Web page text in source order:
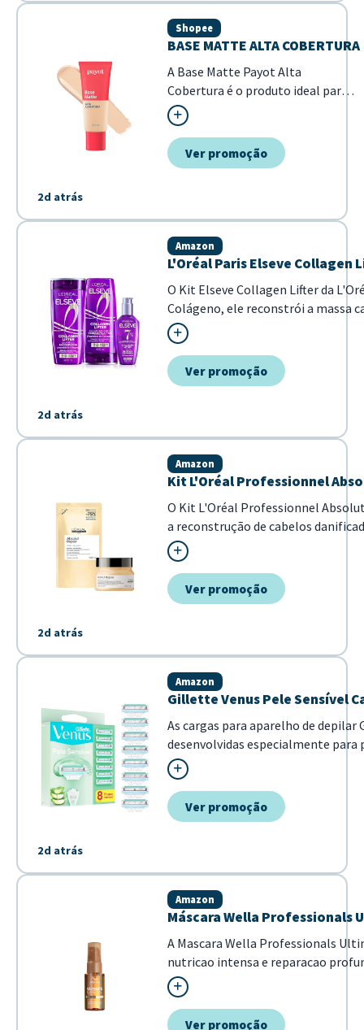
2d atrás
BASE MATTE ALTA COBERTURA
Shopee
A Base Matte Payot Alta
Cobertura é o produto ideal para
quem busca uma pele uniforme
com acabamento profissional. Sua
fórmula de alta performance
garante que as imperfeições
do dia. - Alta cobertur...
Ver promoção
2d atrás
L'Oréal Paris Elseve Collagen
Amazon
O Kit Elseve Collagen Lifter da
Colágeno, ele reconstrói a massa
elimina a...
Ver promoção
2d atrás
Kit L'Oréal Professionnel
Amazon
O Kit L'Oréal Professionnel
a reconstrução de cabelos
tratamento proporciona cuidado
Ver promoção
2d atrás
Gillette Venus Pele Sensível
Amazon
As cargas para aparelho de
desenvolvidas especialmente
minimizando irritações. Com
suavemente sobre a pele, sendo
Ver promoção
Máscara Wella Professionals
Amazon
A Mascara Wella Professionals
nutricao intensa e reparacao
cabelo. Com uma formula
Omega-9, ela garante fios mais
brilho intenso em poucos minuto...
Ver promoção